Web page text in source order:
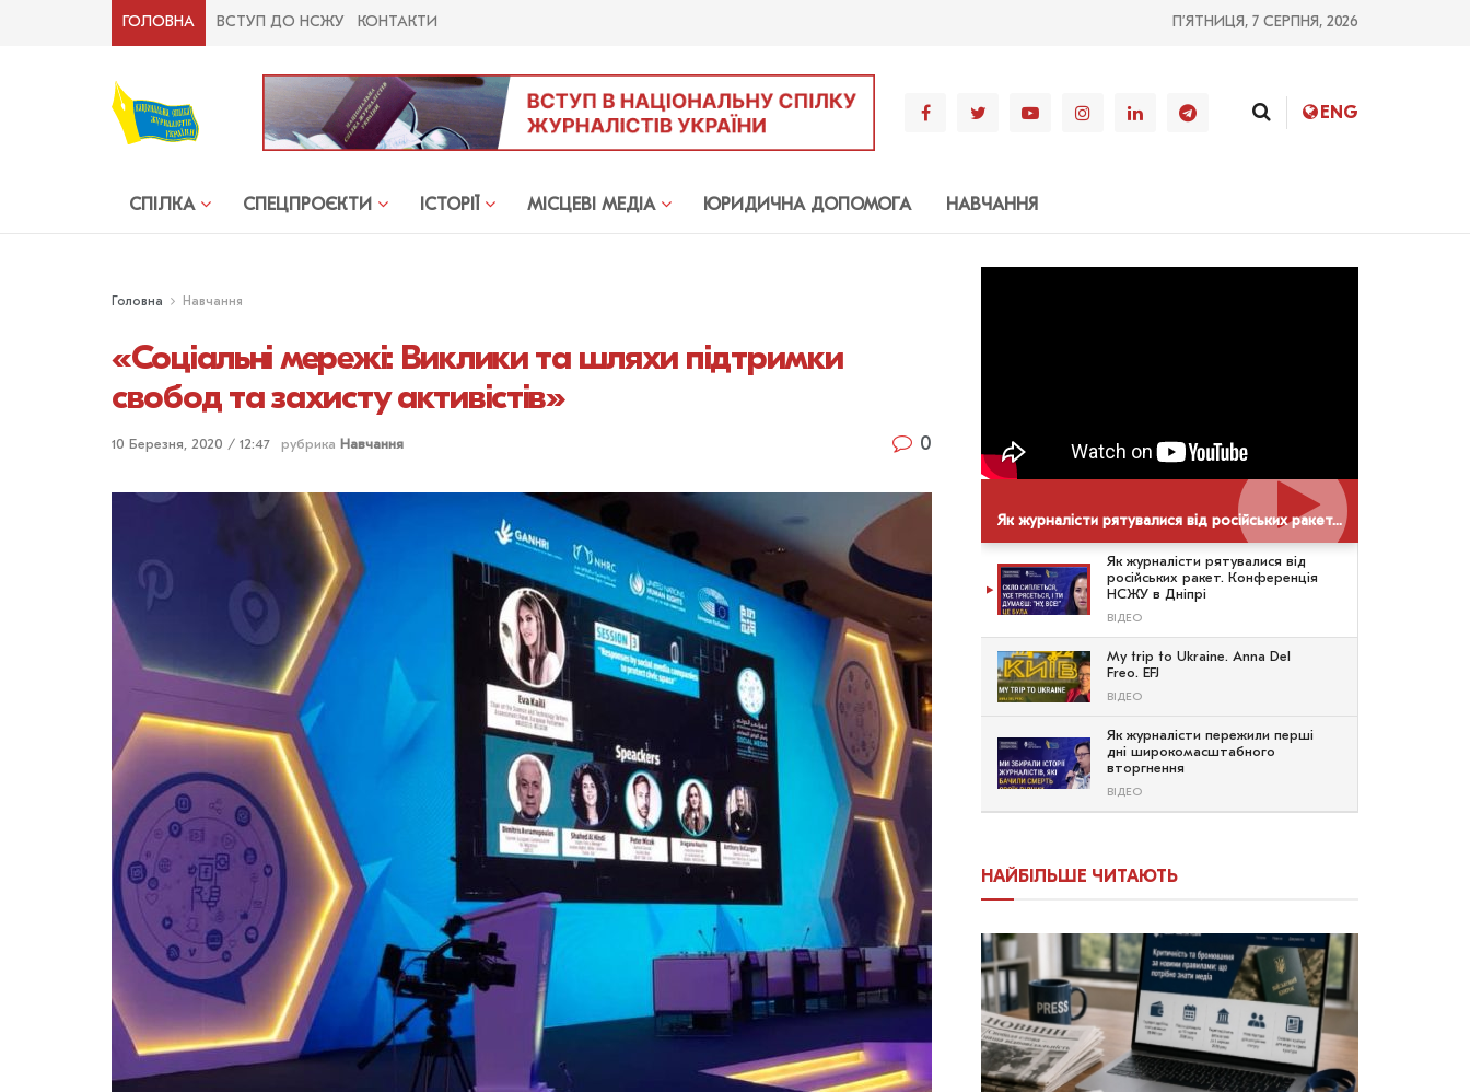
ГОЛОВНА ВСТУП ДО НСЖУ КОНТАКТИ П’ЯТНИЦЯ, 7 СЕРПНЯ, 2026
ENG
СПІЛКА СПЕЦПРОЄКТИ ІСТОРІЇ МIСЦЕВI МЕДIА ЮРИДИЧНА ДОПОМОГА НАВЧАННЯ
Головна Навчання
«Соціальні мережі: Виклики та шляхи підтримки
свобод та захисту активістів»
10 Березня, 2020 / 12:47 рубрика Навчання 0
Як журналісти рятувалися від російських ракет. Конференція НСЖУ в Дніпрі
Як журналісти рятувалися від
російських ракет. Конференція
НСЖУ в Дніпрі
ВІДЕО
My trip to Ukraine. Anna Del
Freo. EFJ
ВІДЕО
Як журналісти пережили перші
дні широкомасштабного
вторгнення
ВІДЕО
НАЙБІЛЬШЕ ЧИТАЮТЬ